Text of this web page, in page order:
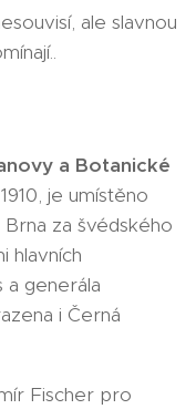
ale slavnou
a Botanické
je umístěno
za švédského
hlavních
a generála
i Černá
Fischer pro